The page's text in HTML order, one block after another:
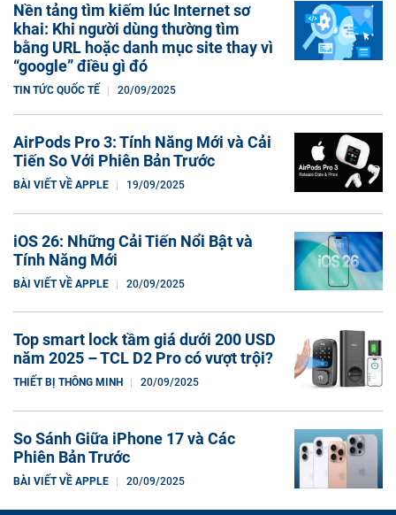
Nền tảng tìm kiếm lúc Internet sơ
khai: Khi người dùng thường tìm
bằng URL hoặc danh mục site thay vì
“google” điều gì đó
TIN TỨC QUỐC TẾ 20/09/2025
AirPods Pro 3: Tính Năng Mới và Cải
Tiến So Với Phiên Bản Trước
BÀI VIẾT VỀ APPLE 19/09/2025
iOS 26: Những Cải Tiến Nổi Bật và
Tính Năng Mới
BÀI VIẾT VỀ APPLE 20/09/2025
Top smart lock tầm giá dưới 200 USD
năm 2025 – TCL D2 Pro có vượt trội?
THIẾT BỊ THÔNG MINH 20/09/2025
So Sánh Giữa iPhone 17 và Các
Phiên Bản Trước
BÀI VIẾT VỀ APPLE 20/09/2025